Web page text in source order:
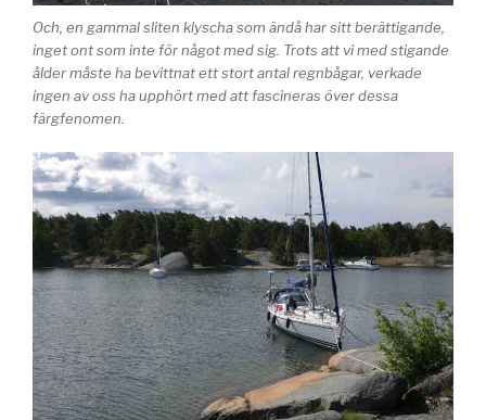
Och, en gammal sliten klyscha som ändå har sitt berättigande,
inget ont som inte för något med sig. Trots att vi med stigande
ålder måste ha bevittnat ett stort antal regnbågar, verkade
ingen av oss ha upphört med att fascineras över dessa
färgfenomen.